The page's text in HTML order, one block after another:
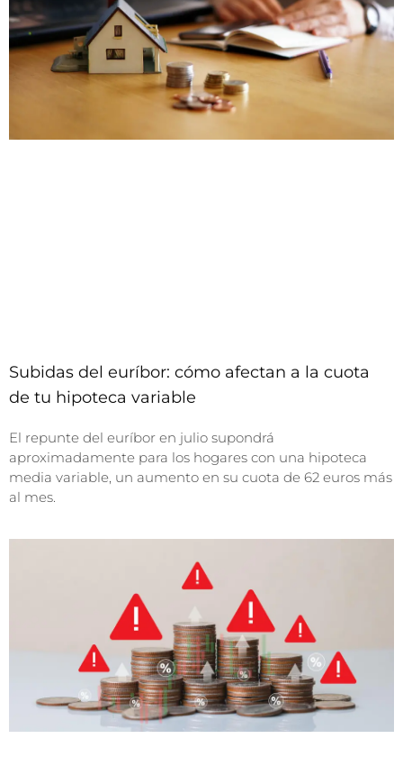
Subidas del euríbor: cómo afectan a la cuota
de tu hipoteca variable
El repunte del euríbor en julio supondrá
aproximadamente para los hogares con una hipoteca
media variable, un aumento en su cuota de 62 euros más
al mes.